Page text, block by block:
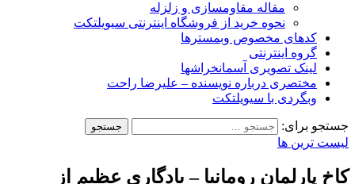
مقاله مقاومسازی و زلزله
نحوه خرید از فروشگاه اینترنتی سیویلتکت
کدهای مخصوص وبمسترها
گروه اینترنتی
لینک تصویری آسمانخراشها
مختصری درباره نویسنده – علیرضا راحت
وبگردی با سیویلتکت
جستجو برای:
لیست ترین ها
کاخ پارلمان رومانیا – یادگاری عظیم از